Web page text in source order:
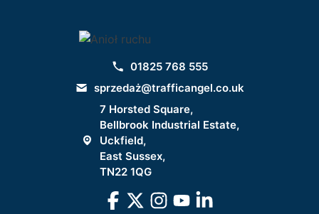
01825 768 555
sprzedaż@trafficangel.co.uk
7 Horsted Square,
Bellbrook Industrial Estate,
Uckfield,
East Sussex,
TN22 1QG